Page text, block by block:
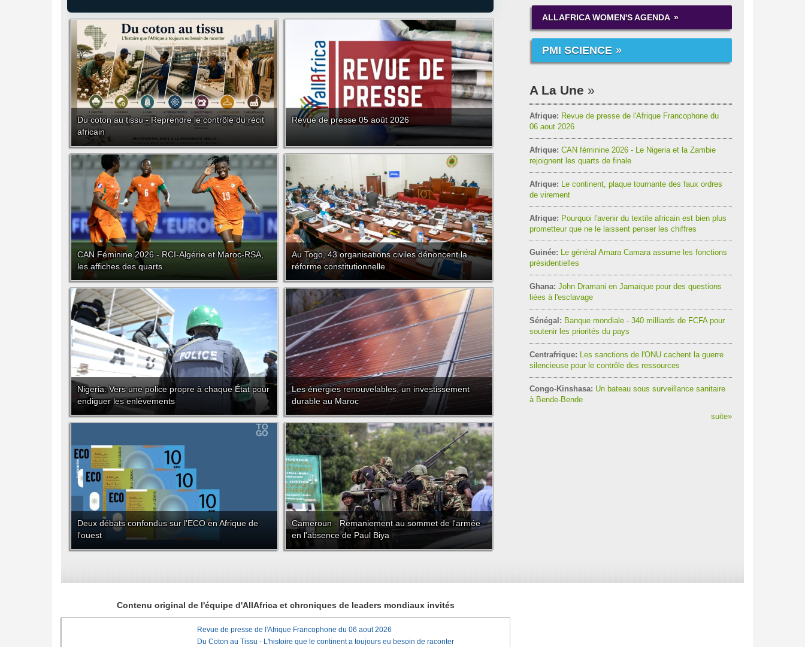
Du coton au tissu - Reprendre le contrôle du récit
africain
Revue de presse 05 août 2026
CAN Féminine 2026 - RCI-Algérie et Maroc-RSA,
les affiches des quarts
Au Togo, 43 organisations civiles dénoncent la
réforme constitutionnelle
Nigeria: Vers une police propre à chaque État pour
endiguer les enlèvements
Les énergies renouvelables, un investissement
durable au Maroc
Deux débats confondus sur l'ECO en Afrique de
l'ouest
Cameroun - Remaniement au sommet de l'armée
en l'absence de Paul Biya
ALLAFRICA WOMEN'S AGENDA
PMI SCIENCE
A La Une
Afrique: Revue de presse de l'Afrique Francophone du
06 aout 2026
Afrique: CAN féminine 2026 - Le Nigeria et la Zambie
rejoignent les quarts de finale
Afrique: Le continent, plaque tournante des faux ordres
de virement
Afrique: Pourquoi l'avenir du textile africain est bien plus
prometteur que ne le laissent penser les chiffres
Guinée: Le général Amara Camara assume les fonctions
présidentielles
Ghana: John Dramani en Jamaïque pour des questions
liées à l'esclavage
Sénégal: Banque mondiale - 340 milliards de FCFA pour
soutenir les priorités du pays
Centrafrique: Les sanctions de l'ONU cachent la guerre
silencieuse pour le contrôle des ressources
Congo-Kinshasa: Un bateau sous surveillance sanitaire
à Bende-Bende
suite»
Contenu original de l'équipe d'AllAfrica et chroniques de leaders mondiaux invités
Revue de presse de l'Afrique Francophone du 06 aout 2026
Du Coton au Tissu - L'histoire que le continent a toujours eu besoin de raconter